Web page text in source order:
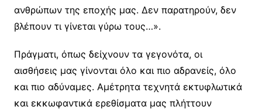
ανθρώπων της εποχής μας. Δεν παρατηρούν, δεν
βλέπουν τι γίνεται γύρω τους…».
Πράγματι, όπως δείχνουν τα γεγονότα, οι
αισθήσεις μας γίνονται όλο και πιο αδρανείς, όλο
και πιο αδύναμες. Αμέτρητα τεχνητά εκτυφλωτικά
και εκκωφαντικά ερεθίσματα μας πλήττουν